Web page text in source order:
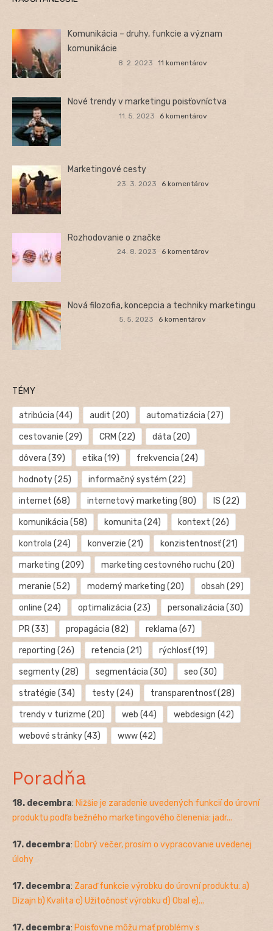
Komunikácia – druhy, funkcie a význam
komunikácie
8. 2. 2023 11 komentárov
Nové trendy v marketingu poisťovníctva
11. 5. 2023 6 komentárov
Marketingové cesty
23. 3. 2023 6 komentárov
Rozhodovanie o značke
24. 8. 2023 6 komentárov
Nová filozofia, koncepcia a techniky marketingu
5. 5. 2023 6 komentárov
TÉMY
atribúcia (44) audit (20) automatizácia (27)
cestovanie (29) CRM (22) dáta (20)
dôvera (39) etika (19) frekvencia (24)
hodnoty(25) informačný systém (22)
internet (68) internetový marketing (80) IS (22)
komunikácia (58) komunita (24) kontext (26)
kontrola (24) konverzie (21) konzistentnosť(21)
marketing (209) marketing cestovného ruchu (20)
meranie (52) moderný marketing (20) obsah (29)
online (24) optimalizácia (23) personalizácia (30)
PR(33) propagácia (82) reklama (67)
reporting (26) retencia (21) rýchlosť(19)
segmenty(28) segmentácia (30) seo (30)
stratégie (34) testy(24) transparentnosť(28)
trendy v turizme (20) web (44) webdesign (42)
webové stránky(43) www(42)
Poradňa
18. decembra: Nižšie je zaradenie uvedených funkcií do úrovní
produktu podľa bežného marketingového členenia: jadr...
17. decembra: Dobrý večer, prosím o vypracovanie uvedenej
úlohy
17. decembra: Zaraď funkcie výrobku do úrovní produktu: a)
Dizajn b) Kvalita c) Užitočnosť výrobku d) Obal e)...
17. decembra: Poisťovne môžu mať problémy s